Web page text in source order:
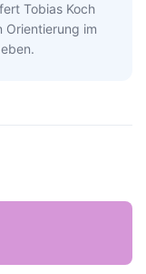
Tobias Koch
Orientierung im